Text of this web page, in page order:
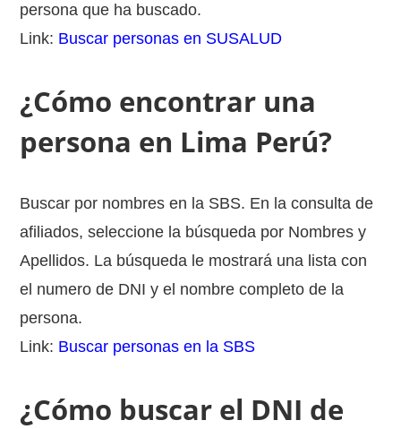
persona que ha buscado.
Link: Buscar personas en SUSALUD
¿Cómo encontrar una
persona en Lima Perú?
Buscar por nombres en la SBS. En la consulta de
afiliados, seleccione la búsqueda por Nombres y
Apellidos. La búsqueda le mostrará una lista con
el numero de DNI y el nombre completo de la
persona.
Link: Buscar personas en la SBS
¿Cómo buscar el DNI de